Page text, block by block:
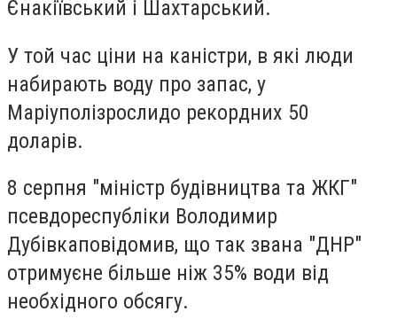
Єнакіївський і Шахтарський.
У той час ціни на каністри, в які люди
набирають воду про запас, у
Маріуполізрослидо рекордних 50
доларів.
8 серпня "міністр будівництва та ЖКГ"
псевдореспубліки Володимир
Дубівкаповідомив, що так звана "ДНР"
отримуєне більше ніж 35% води від
необхідного обсягу.